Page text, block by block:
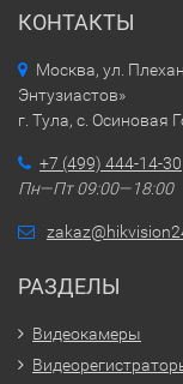
КОНТАКТЫ
Москва, ул.
Энтузиастов»
г. Тула, с. Осиновая
+7 (499) 444-14-30
Пн—Пт 09:00—18:00
РАЗДЕЛЫ
Видеокамеры